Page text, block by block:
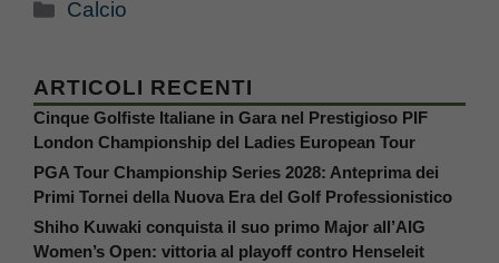
Categorie
Calcio
ARTICOLI RECENTI
Cinque Golfiste Italiane in Gara nel Prestigioso PIF
London Championship del Ladies European Tour
PGA Tour Championship Series 2028: Anteprima dei
Primi Tornei della Nuova Era del Golf Professionistico
Shiho Kuwaki conquista il suo primo Major all’AIG
Women’s Open: vittoria al playoff contro Henseleit